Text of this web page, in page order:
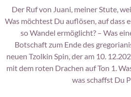
Der Ruf von Juani, meiner Stute,
Was möchtest Du auflösen, auf dass
so Wandel ermöglicht? – Was
Botschaft zum Ende des
neuen Tzolkin Spin, der am 10.
mit dem roten Drachen auf Ton 1.
was schaffst Du